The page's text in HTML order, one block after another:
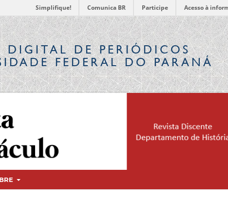
Simplifique! Comunica BR Participe Acesso à
DIGITALDE PERIÓDICOS
FEDERAL DO PARANÁ